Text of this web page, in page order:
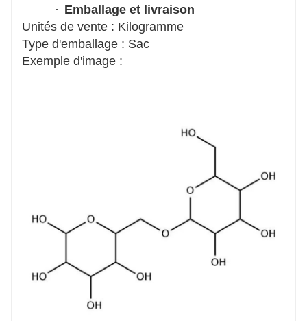
· Emballage et livraison
Unités de vente : Kilogramme
Type d'emballage : Sac
Exemple d'image :